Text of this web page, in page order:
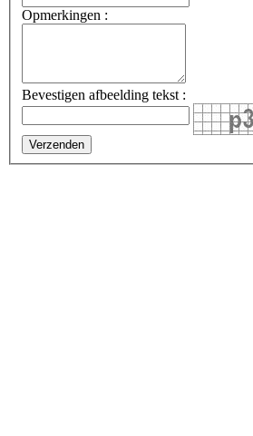
Opmerkingen :
Bevestigen afbeelding tekst :
Verzenden